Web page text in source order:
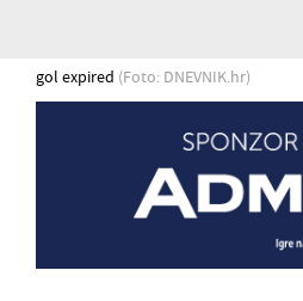
gol expired (Foto: DNEVNIK.hr)